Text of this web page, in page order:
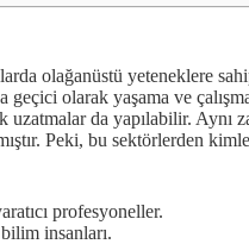
olağanüstü yeteneklere
geçici olarak yaşama ve
da yapılabilir. Aynı
Peki, bu sektörlerden
profesyoneller.
insanları.